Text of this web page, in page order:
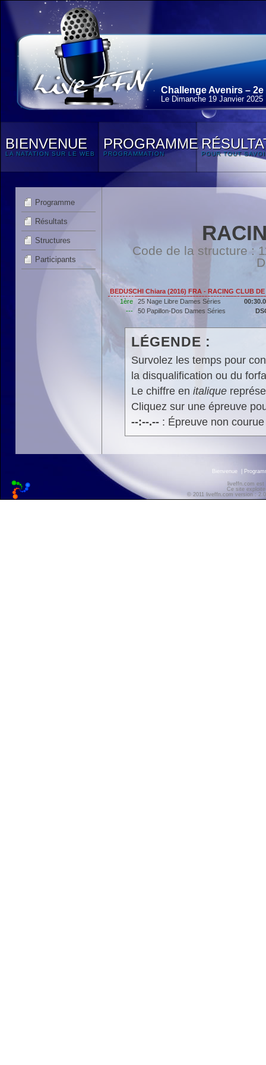
Challenge Avenirs – 2e
Le Dimanche 19 Janvier 2025
BIENVENUE
LA NATATION SUR LE WEB
PROGRAMME
PROGRAMMATION POUR TOUT
Programme
Résultats
Structures
Participants
Code de la structure :
BEDUSCHI Chiara (2016) FRA - RACING CLUB
1ère
25 Nage Libre Dames Séries
---
50 Papillon-Dos Dames Séries
LÉGENDE :
Survolez les temps pour
la disqualification ou du
Le chiffre en italique
Cliquez sur une épreuve
--:--.--: Épreuve non
Bienvenue
liveffn.com est
Ce site
© 2011 liveffn.com version :